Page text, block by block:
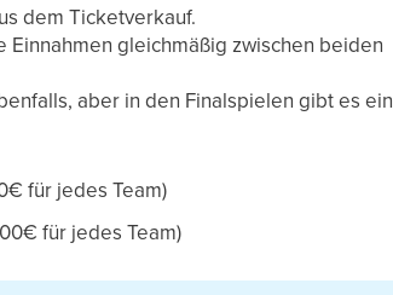
dem Ticketverkauf.
gleichmäßig zwischen beiden
aber in den Finalspielen gibt es ein
für jedes Team)
für jedes Team)